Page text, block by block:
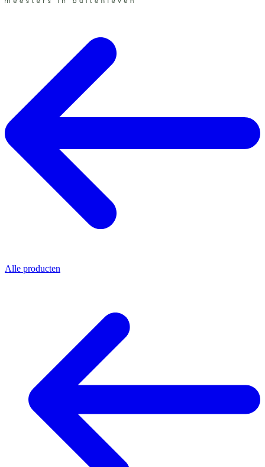
Alle producten